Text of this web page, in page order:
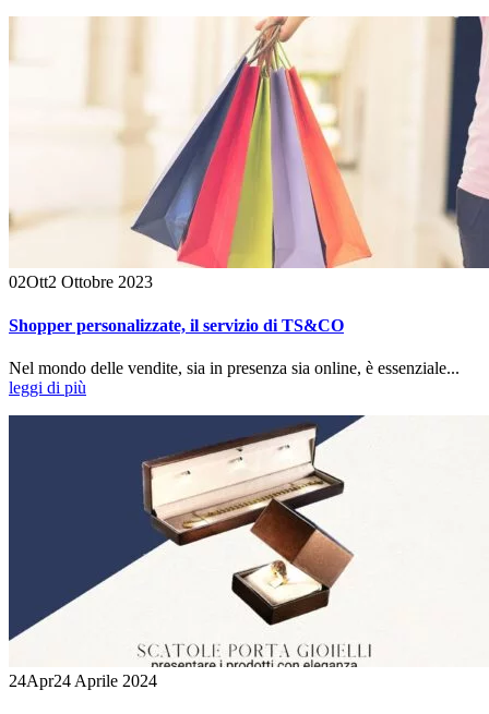
02Ott2 Ottobre 2023
Shopper personalizzate, il servizio di TS&CO
Nel mondo delle vendite, sia in presenza sia online, è essenziale...
leggi di più
24Apr24 Aprile 2024